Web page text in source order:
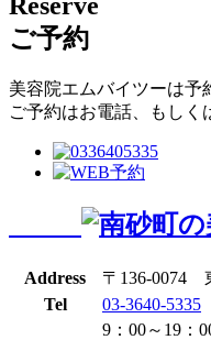
ご予約
美容院エムバイツーは予
ご予約はお電話、もしく
Address
〒136-0074
Tel
03-3640-5335
9：00～19：